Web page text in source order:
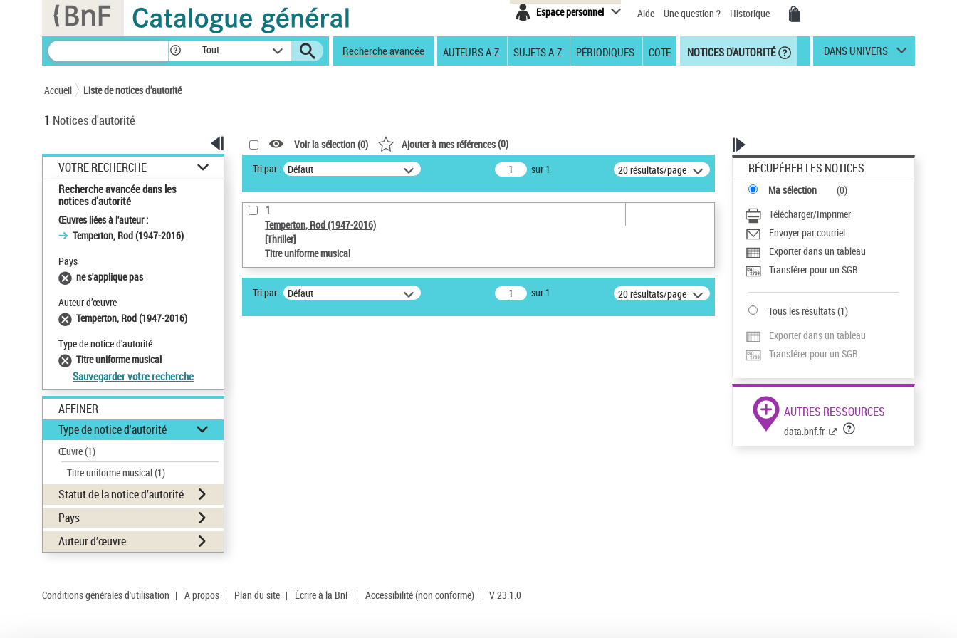
Espace personnel Aide Une question ? Historique
Tout Recherche avancée AUTEURS A-Z SUJETS A-Z PÉRIODIQUES COTE NOTICES D'AUTORITÉ DANS UNIVERS
Accueil Liste de notices d’autorité
1 Notices d'autorité
VOTRE RECHERCHE
Recherche avancée dans les
notices d’autorité
Œuvres liées à l'auteur :
Temperton, Rod (1947-2016)
Pays
ne s'applique pas
Auteur d’œuvre
Temperton, Rod (1947-2016)
Type de notice d'autorité
Titre uniforme musical
Sauvegarder votre recherche
AFFINER
Type de notice d'autorité
Œuvre(1)
Titre uniforme musical(1)
Statut de la notice d’autorité
Pays
Auteur d’œuvre
Voir la sélection (0) Ajouter à mes références(0)
Tri par : Défaut sur 1 20 résultats/page
1
Temperton, Rod (1947-2016)
[Thriller]
Titre uniforme musical
Tri par : Défaut sur 1 20 résultats/page
RÉCUPÉRER LES NOTICES
Ma sélection (0)
Télécharger/Imprimer
Envoyer par courriel
Exporter dans un tableau
Transférer pour un SGB
Tous les résultats(1)
Exporter dans un tableau
Transférer pour un SGB
AUTRES RESSOURCES
data.bnf.fr
Conditions générales d'utilisation | A propos | Plan du site | Écrire à la BnF | Accessibilité (non conforme) | V 23.1.0
Panneau de gestion des cookies